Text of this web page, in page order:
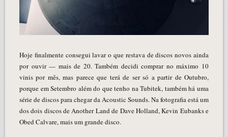
Hoje finalmente consegui lavar o que restava de discos novos ainda
por ouvir — mais de 20. Também decidi comprar no máximo 10
vinis por mês, mas parece que terá de ser só a partir de Outubro,
porque em Setembro além do que tenho na Tubitek, também há uma
série de discos para chegar da Acoustic Sounds. Na fotografia está um
dos dois discos de Another Land de Dave Holland, Kevin Eubanks e
Obed Calvare, mais um grande disco.